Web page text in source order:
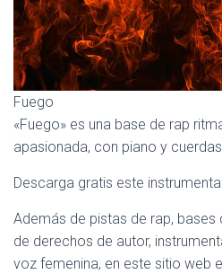
Fuego
«Fuego» es una base de rap
apasionada, con piano y
Descarga gratis este
Además de pistas de rap, bases
de derechos de autor,
voz femenina, en este sitio web